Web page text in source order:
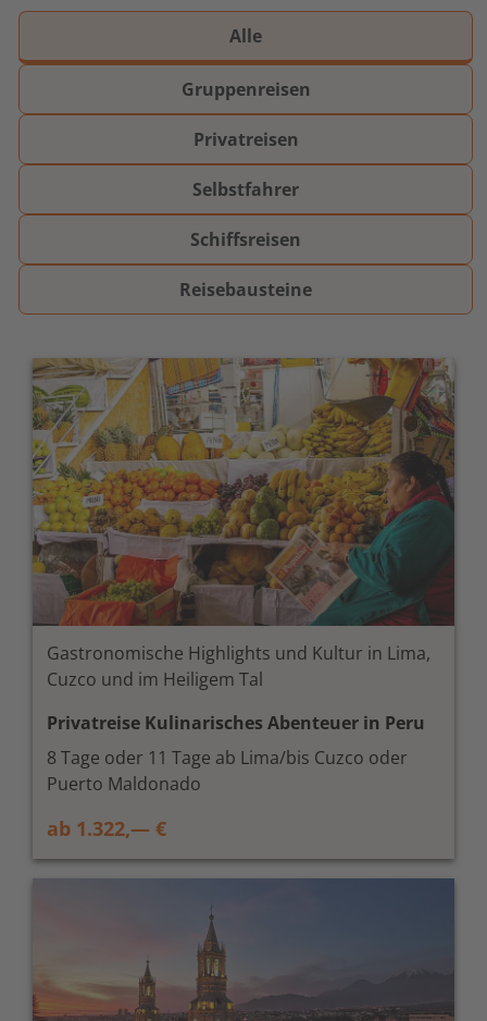
Alle
Gruppenreisen
Privatreisen
Selbstfahrer
Schiffsreisen
Reisebausteine
Gastronomische Highlights und Kultur in Lima,
Cuzco und im Heiligem Tal
Privatreise Kulinarisches Abenteuer in Peru
8 Tage oder 11 Tage ab Lima/bis Cuzco oder
Puerto Maldonado
ab 1.322,— €